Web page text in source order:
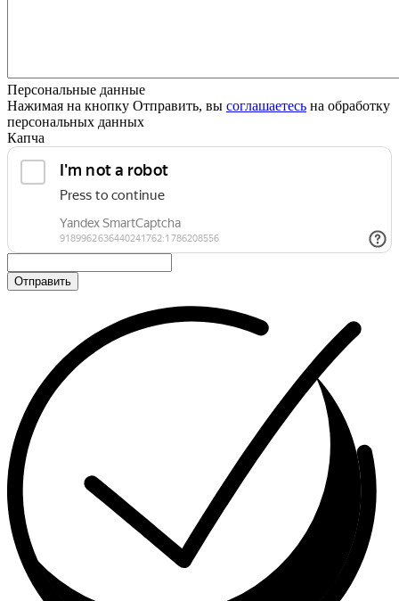
Персональные данные
Нажимая на кнопку Отправить, вы соглашаетесь на обработку
персональных данных
Капча
Отправить